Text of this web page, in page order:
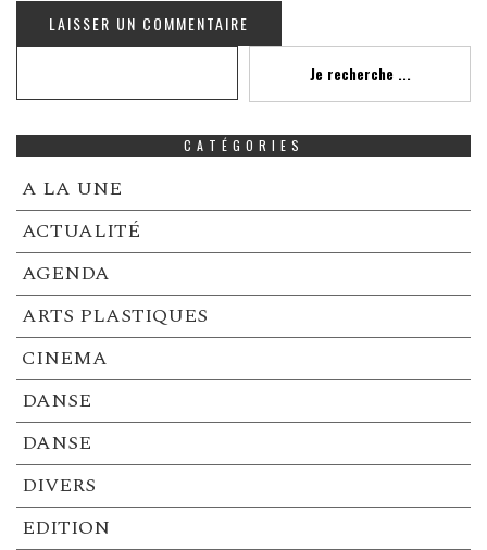
Je recherche ...
CATÉGORIES
A LA UNE
ACTUALITÉ
AGENDA
ARTS PLASTIQUES
CINEMA
DANSE
DANSE
DIVERS
EDITION